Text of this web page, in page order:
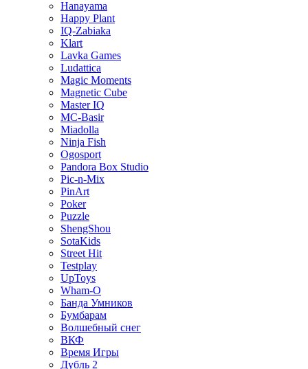
Hanayama
Happy Plant
IQ-Zabiaka
Klart
Lavka Games
Ludattica
Magic Moments
Magnetic Cube
Master IQ
MC-Basir
Miadolla
Ninja Fish
Ogosport
Pandora Box Studio
Pic-n-Mix
PinArt
Poker
Puzzle
ShengShou
SotaKids
Street Hit
Testplay
UpToys
Wham-O
Банда Умников
Бумбарам
Волшебный снег
ВКФ
Время Игры
Дубль 2